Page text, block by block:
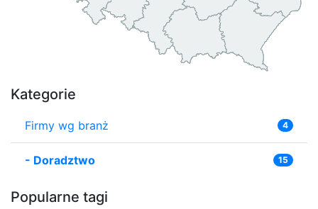
Kategorie
Firmy wg branż 4
- Doradztwo 15
Popularne tagi